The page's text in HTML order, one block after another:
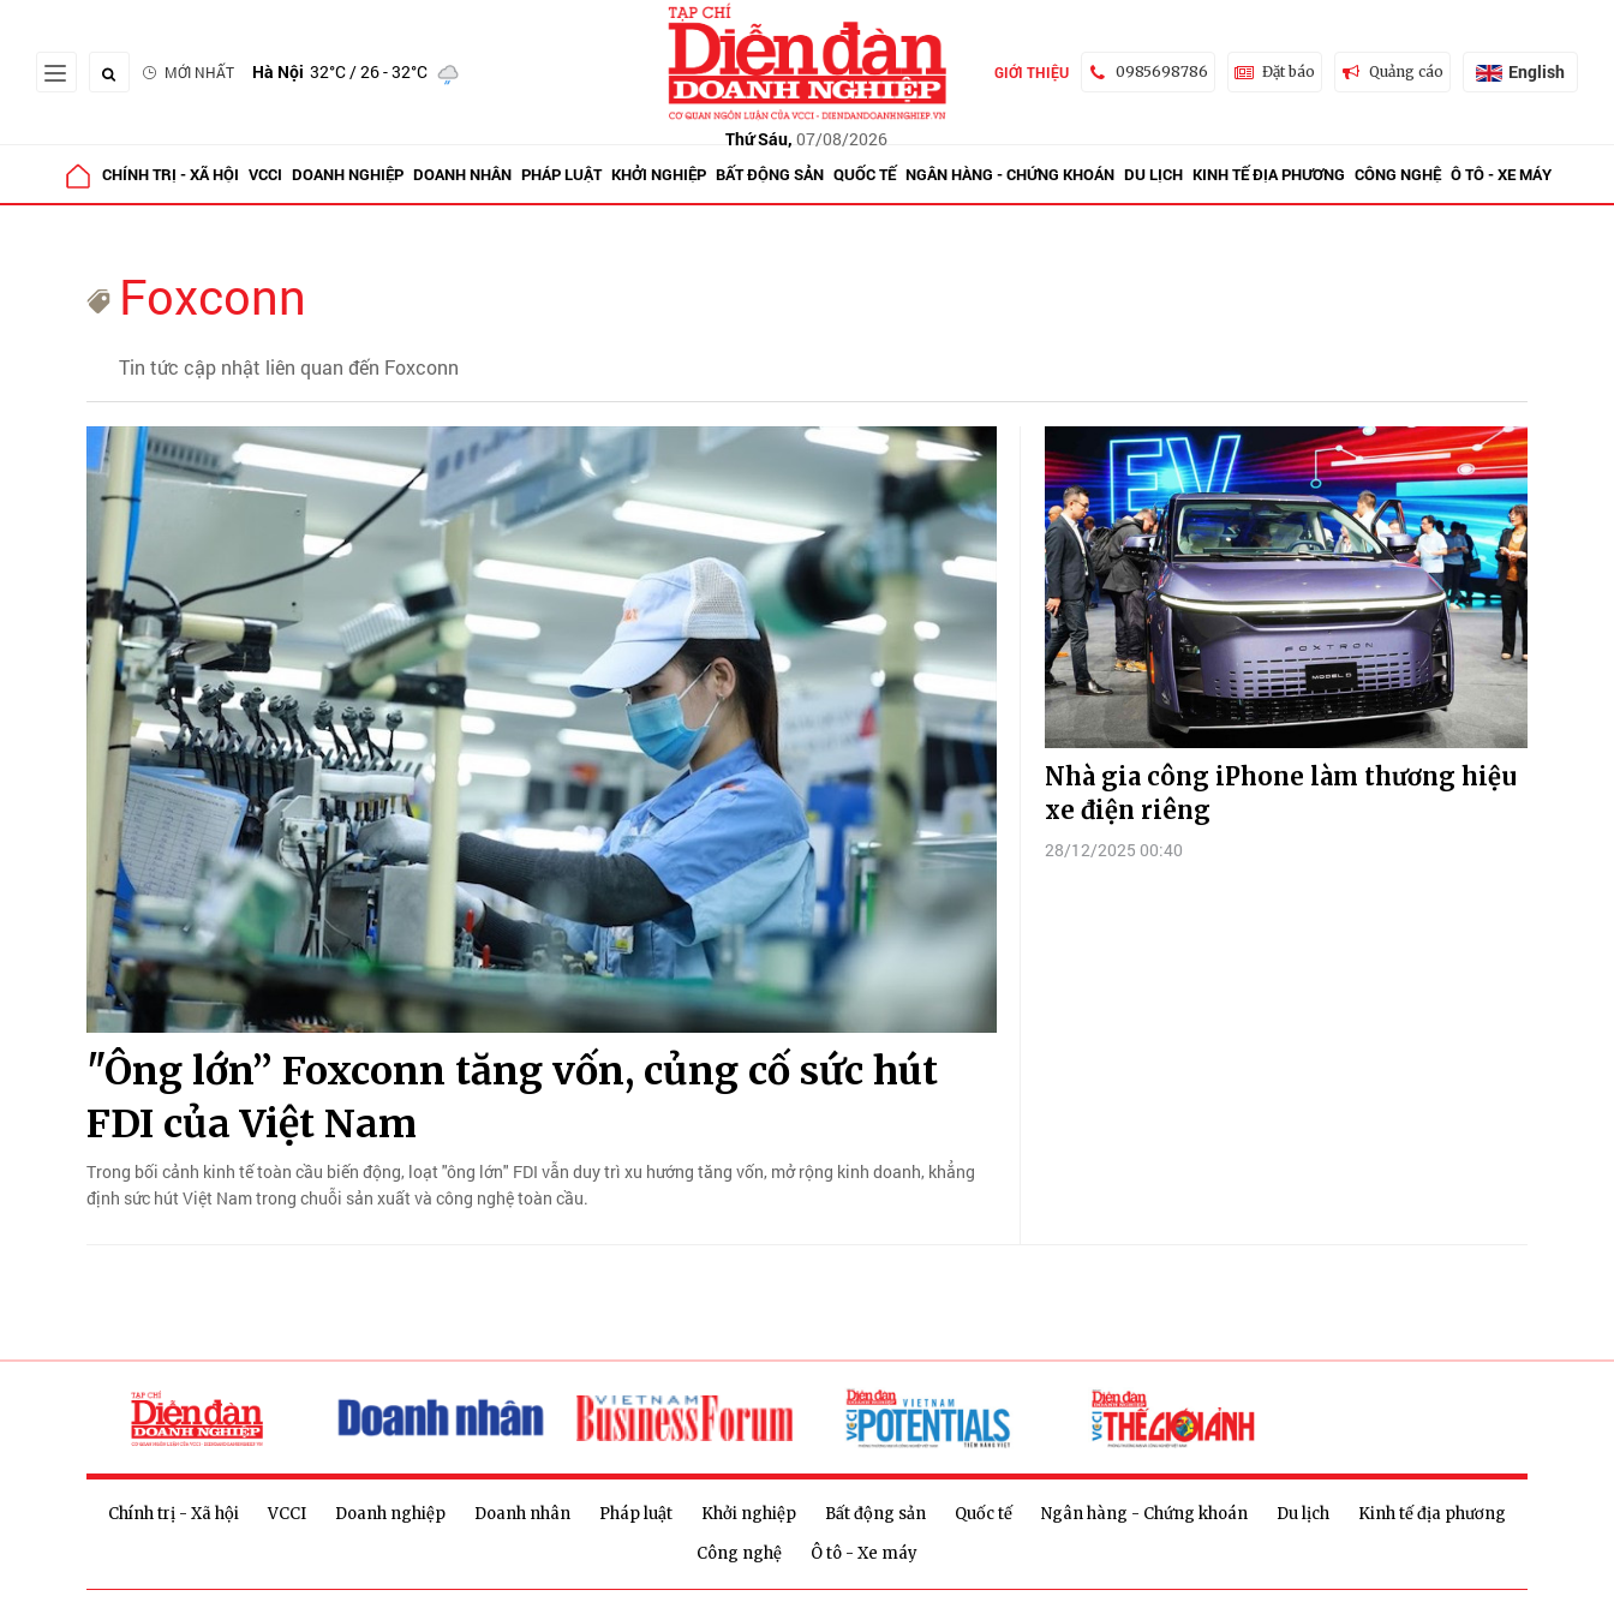
MỚI NHẤT Hà Nội 32°C/ 26 - 32°C
Thứ Sáu, 07/08/2026
GIỚI THIỆU 0985698786 Đặt báo Quảng cáo English
CHÍNH TRỊ - XÃ HỘI VCCI DOANH NGHIỆP DOANH NHÂN PHÁP LUẬT KHỞI NGHIỆP BẤT ĐỘNG SẢN QUỐC TẾ NGÂN HÀNG - CHỨNG KHOÁN DU LỊCH KINH TẾ ĐỊA PHƯƠNG CÔNG NGHỆ Ô TÔ - XE MÁY
Foxconn
Tin tức cập nhật liên quan đến Foxconn
"Ông lớn” Foxconn tăng vốn, củng cố sức hút
FDI của Việt Nam
Trong bối cảnh kinh tế toàn cầu biến động, loạt "ông lớn" FDI vẫn duy trì xu hướng tăng vốn, mở rộng kinh doanh, khẳng
định sức hút Việt Nam trong chuỗi sản xuất và công nghệ toàn cầu.
Nhà gia công iPhone làm thương hiệu
xe điện riêng
28/12/2025 00:40
Chính trị - Xã hội VCCI Doanh nghiệp Doanh nhân Pháp luật Khởi nghiệp Bất động sản Quốc tế Ngân hàng - Chứng khoán Du lịch
Kinh tế địa phương
Công nghệ
Ô tô - Xe máy